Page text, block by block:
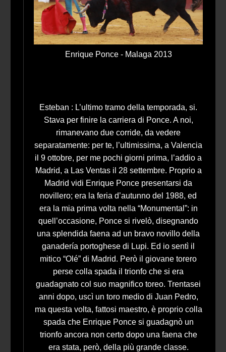
Enrique Ponce - Malaga 2013
Esteban : L’ultimo tramo della temporada, si.
Stava per finire la carriera di Ponce. A noi,
rimanevano due corride, da vedere
separatamente: per te, l’ultimissima, a Valencia
il 9 ottobre, per me pochi giorni prima, l’addio a
Madrid, a Las Ventas il 28 settembre. Proprio a
Madrid vidi Enrique Ponce presentarsi da
novillero; era la feria d’autunno del 1988, ed
era la mia prima volta nella “Monumental”: in
quell’occasione, Ponce si rivelò, disegnando
una splendida faena ad un bravo novillo della
ganadería portoghese di Lupi. Ed io sentì il
mitico “Olé” di Madrid. Però il giovane torero
perse colla spada il trionfo che si era
guadagnato col suo magnifico toreo. Trentasei
anni dopo, uscì un toro medio di Juan Pedro,
ma questa volta, fattosi maestro, è proprio colla
spada che Enrique Ponce si guadagnò un
trionfo ancora non certo dopo una faena che
era stata, però, della più grande classe.